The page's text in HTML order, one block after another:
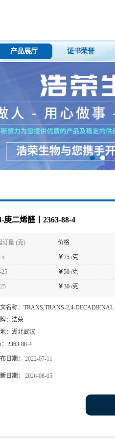
产品展厅 证书荣誉
庚二烯醛丨2363-88-4
订量 (克) 价格
5 ￥75 /克
25 ￥50 /克
￥30 /克
名称： TRANS,TRANS-2,4-DECADIENAL
： 浩荣
： 湖北武汉
2363-88-4
日期： 2022-07-11
日期： 2026-08-05